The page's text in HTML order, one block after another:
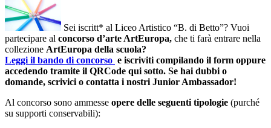
Sei iscritt* al Liceo Artistico “B. di Betto”? Vuoi
partecipare al concorso d’arte ArtEuropa, che ti farà entrare nella
collezione ArtEuropa della scuola?
Leggi il bando di concorso e iscriviti compilando il form oppure
accedendo tramite il QRCode qui sotto. Se hai dubbi o
domande, scrivici o contatta i nostri Junior Ambassador!
Al concorso sono ammesse opere delle seguenti tipologie (purché
su supporti conservabili):